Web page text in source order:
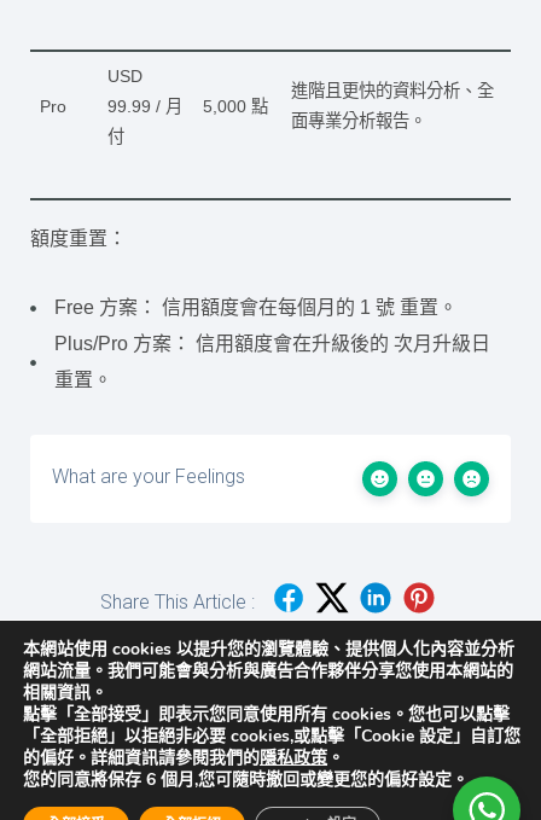
Pro
USD
99.99 / 月
付
5,000 點
進階且更快的資料分析、全
面專業分析報告。
額度重置：
Free 方案： 信用額度會在每個月的 1 號 重置。
Plus/Pro 方案： 信用額度會在升級後的 次月升級日
重置。
What are your Feelings
Share This Article :
Updated on 2026-03-23
本網站使用 cookies 以提升您的瀏覽體驗、提供個人化內容並分析
網站流量。我們可能會與分析與廣告合作夥伴分享您使用本網站的
相關資訊。
點擊「全部接受」即表示您同意使用所有 cookies。您也可以點擊
「全部拒絕」以拒絕非必要 cookies,或點擊「Cookie 設定」自訂您
的偏好。詳細資訊請參閱我們的隱私政策 。
您的同意將保存 6 個月,您可隨時撤回或變更您的偏好設定。